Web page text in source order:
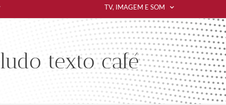
TV, IMAGEM E SOM
texto café